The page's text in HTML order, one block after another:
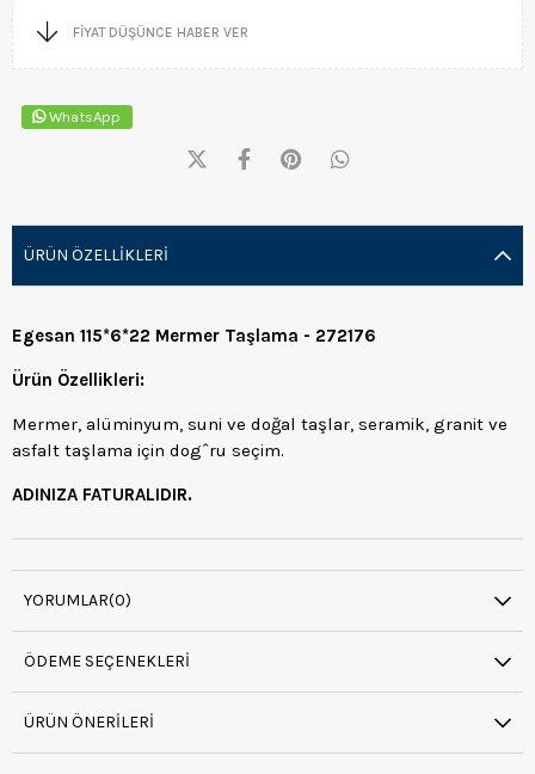
FIYAT DÜŞÜNCE HABER VER
WhatsApp
ÜRÜN ÖZELLIKLERI
Egesan 115*6*22 Mermer Taşlama - 272176
Ürün Özellikleri:
Mermer, alüminyum, suni ve doğal taşlar, seramik, granit ve
asfalt taşlama için dogˆru seçim.
ADINIZA FATURALIDIR.
YORUMLAR(0)
ÖDEME SEÇENEKLERI
ÜRÜN ÖNERILERI